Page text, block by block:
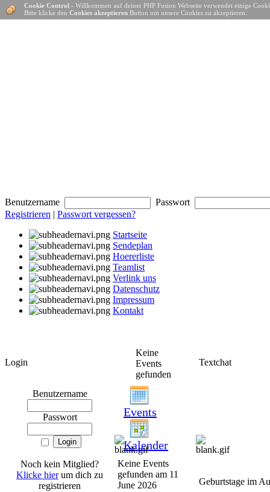
Benutzername
Passwort
Registrieren | Passwort vergessen?
Startseite
Sendeplan
Hoererliste
Teamlist
Verlink uns
Datenschutz
Impressum
Kontakt
Login
Benutzername
Passwort
Noch kein Mitglied?
Klicke hierum dich zu
registrieren
Keine
Events
gefunden
Events
Kalender
Keine Events
gefunden am 11
June 2026
Cookie Control - Willkommen auf deiner PHP Fusion Webseite verwendet einige
Bitte klicke den Cookies akzeptieren Button um unsere Cookies zu akzeptieren.
Textchat
Geburtstage im